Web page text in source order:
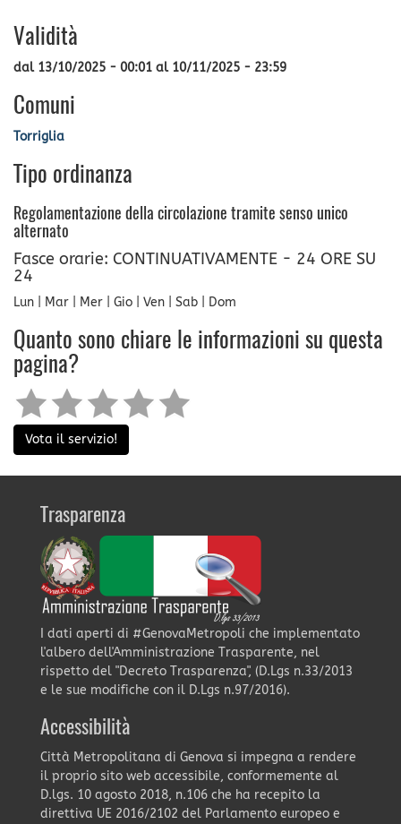
Validità
dal 13/10/2025 - 00:01 al 10/11/2025 - 23:59
Comuni
Torriglia
Tipo ordinanza
Regolamentazione della circolazione tramite senso unico
alternato
Fasce orarie: CONTINUATIVAMENTE - 24 ORE SU
24
Lun | Mar | Mer | Gio | Ven | Sab | Dom
Quanto sono chiare le informazioni su questa
pagina?
Vota il servizio!
Trasparenza
I dati aperti di #GenovaMetropoli che implementato
l'albero dell'Amministrazione Trasparente, nel
rispetto del "Decreto Trasparenza", (D.Lgs n.33/2013
e le sue modifiche con il D.Lgs n.97/2016).
Accessibilità
Città Metropolitana di Genova si impegna a rendere
il proprio sito web accessibile, conformemente al
D.lgs. 10 agosto 2018, n.106 che ha recepito la
direttiva UE 2016/2102 del Parlamento europeo e